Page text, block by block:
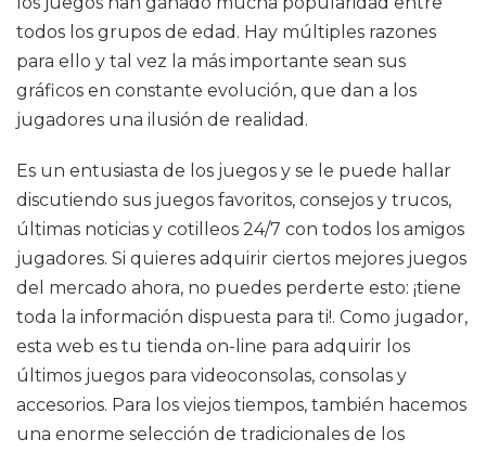
todos los grupos de edad. Hay múltiples razones
para ello y tal vez la más importante sean sus
gráficos en constante evolución, que dan a los
jugadores una ilusión de realidad.
Es un entusiasta de los juegos y se le puede hallar
discutiendo sus juegos favoritos, consejos y trucos,
últimas noticias y cotilleos 24/7 con todos los amigos
jugadores. Si quieres adquirir ciertos mejores juegos
del mercado ahora, no puedes perderte esto: ¡tiene
toda la información dispuesta para ti!. Como jugador,
esta web es tu tienda on-line para adquirir los
últimos juegos para videoconsolas, consolas y
accesorios. Para los viejos tiempos, también hacemos
una enorme selección de tradicionales de los